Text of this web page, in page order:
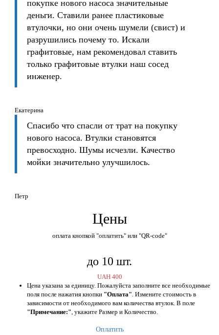
покупке нового насоса значительные
деньги. Ставили ранее пластиковые
втулочки, но они очень шумели (свист) и
разрушились почему то. Искали
графитовые, нам рекомендовал ставить
только графитовые втулки наш сосед
инженер.
Екатерина
Спасибо что спасли от трат на покупку
нового насоса. Втулки становятся
превосходно. Шумы исчезли. Качество
мойки значительно улучшилось.
Петр
Цены
оплата кнопкой "оплатить" или "QR-code"
до 10 шт.
UAH 400
Цена указана за единицу. Пожалуйста заполните все необходимые
поля после нажатия кнопки "Оплата". Измените стоимость в
зависимости от необходимого вам количества втулок. В поле
"Примечание:", укажите Размер и Количество.
Оплатить